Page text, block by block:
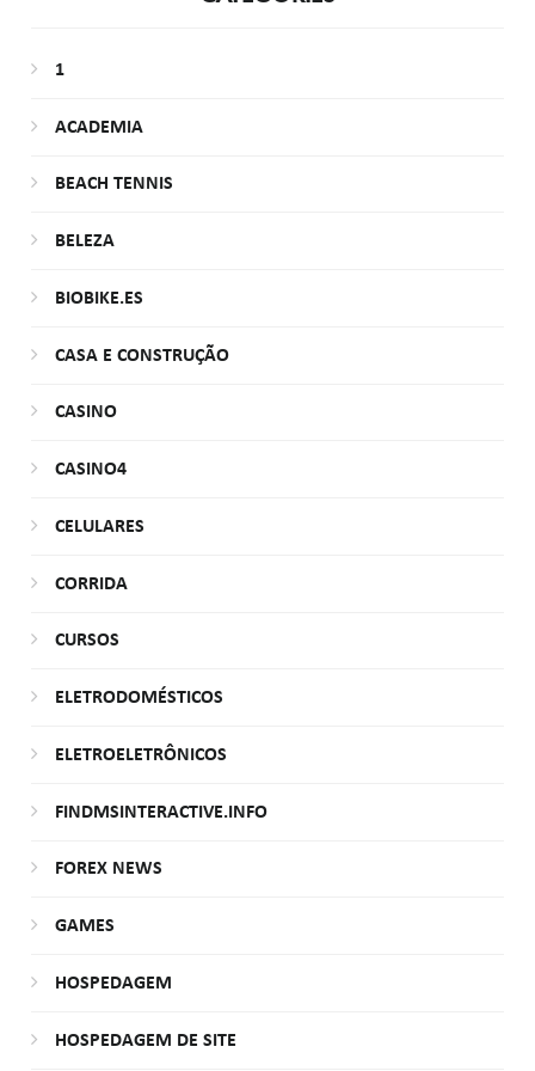
1
ACADEMIA
BEACH TENNIS
BELEZA
BIOBIKE.ES
CASA E CONSTRUÇÃO
CASINO
CASINO4
CELULARES
CORRIDA
CURSOS
ELETRODOMÉSTICOS
ELETROELETRÔNICOS
FINDMSINTERACTIVE.INFO
FOREX NEWS
GAMES
HOSPEDAGEM
HOSPEDAGEM DE SITE